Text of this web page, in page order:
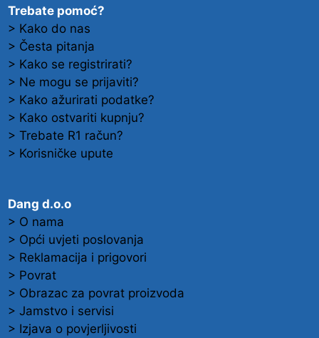
Trebate pomoć?
> Kako do nas
> Česta pitanja
> Kako se registrirati?
> Ne mogu se prijaviti?
> Kako ažurirati podatke?
> Kako ostvariti kupnju?
> Trebate R1 račun?
> Korisničke upute
Dang d.o.o
> O nama
> Opći uvjeti poslovanja
> Reklamacija i prigovori
> Povrat
> Obrazac za povrat proizvoda
> Jamstvo i servisi
> Izjava o povjerljivosti